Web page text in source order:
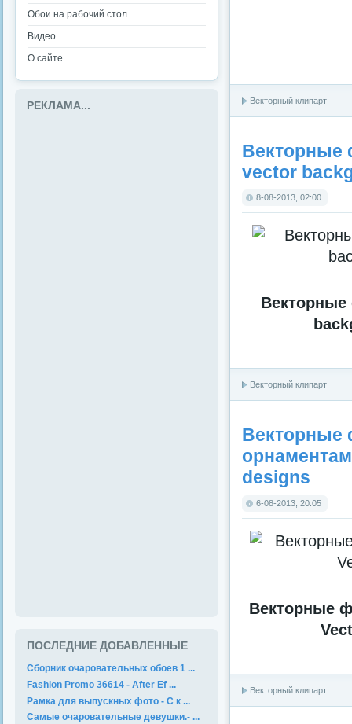
Векторный клипарт
Векторные
vector
8-08-2013, 02:00
Векторный клипарт
Векторные
designs
6-08-2013, 20:05
Векторные
Векторный клипарт
Обои на рабочий стол
Видео
О сайте
РЕКЛАМА...
ПОСЛЕДНИЕ ДОБАВЛЕННЫЕ
Сборник очаровательных обоев 1 ...
Fashion Promo 36614 - After Ef ...
Рамка для выпускных фото - С к ...
Самые очаровательные девушки.- ...